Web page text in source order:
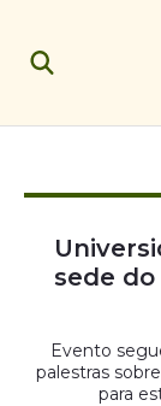
sede
Evento
palestras
para